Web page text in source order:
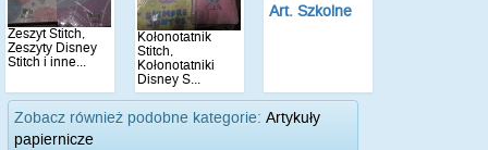
Zeszyt Stitch,
Zeszyty Disney
Stitch i inne...
Kołonotatnik
Stitch,
Kołonotatniki
Disney S...
Art. Szkolne
Zobacz również podobne kategorie: Artykuły
papiernicze